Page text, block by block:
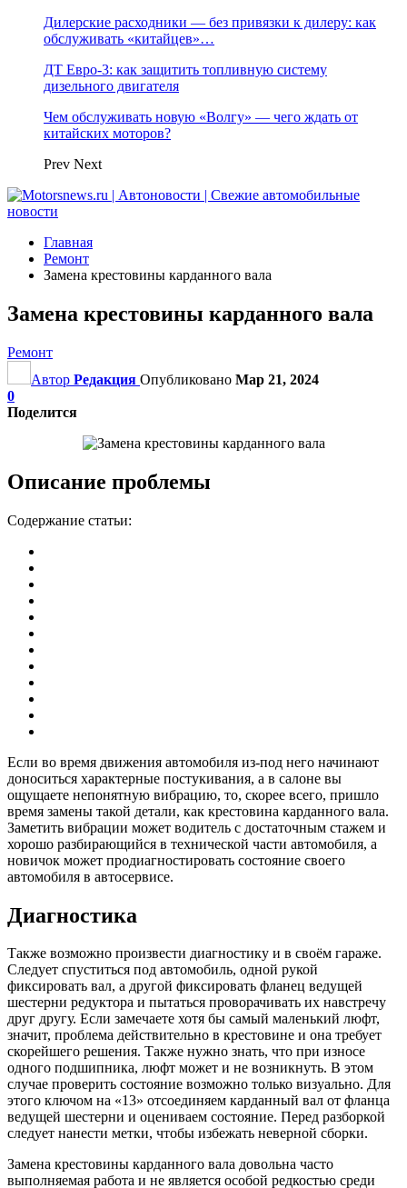
Дилерские расходники — без привязки к дилеру: как
обслуживать «китайцев»…
ДТ Евро-3: как защитить топливную систему
дизельного двигателя
Чем обслуживать новую «Волгу» — чего ждать от
китайских моторов?
Prev Next
Главная
Ремонт
Замена крестовины карданного вала
Замена крестовины карданного вала
Ремонт
Автор Редакция Опубликовано Мар 21, 2024
0
Поделится
Описание проблемы
Содержание статьи:
Если во время движения автомобиля из-под него начинают
доноситься характерные постукивания, а в салоне вы
ощущаете непонятную вибрацию, то, скорее всего, пришло
время замены такой детали, как крестовина карданного вала.
Заметить вибрации может водитель с достаточным стажем и
хорошо разбирающийся в технической части автомобиля, а
новичок может продиагностировать состояние своего
автомобиля в автосервисе.
Диагностика
Также возможно произвести диагностику и в своём гараже.
Следует спуститься под автомобиль, одной рукой
фиксировать вал, а другой фиксировать фланец ведущей
шестерни редуктора и пытаться проворачивать их навстречу
друг другу. Если замечаете хотя бы самый маленький люфт,
значит, проблема действительно в крестовине и она требует
скорейшего решения. Также нужно знать, что при износе
одного подшипника, люфт может и не возникнуть. В этом
случае проверить состояние возможно только визуально. Для
этого ключом на «13» отсоединяем карданный вал от фланца
ведущей шестерни и оцениваем состояние. Перед разборкой
следует нанести метки, чтобы избежать неверной сборки.
Замена крестовины карданного вала довольна часто
выполняемая работа и не является особой редкостью среди